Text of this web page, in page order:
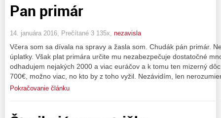
Pan primár
14. januára 2016, Prečítané 3 135x, nezavisla
Včera som sa dívala na spravy a žasla som. Chudák pán primár.
úplatky. Však plat primára určite mu nezabezpečuje dostatočné
odhadujem nejakých 2000 a viac euráčov a k tomu ten mizerný
700€, možno viac, no kto by z toho vyžil. Nezávidím, len
Pokračovanie článku